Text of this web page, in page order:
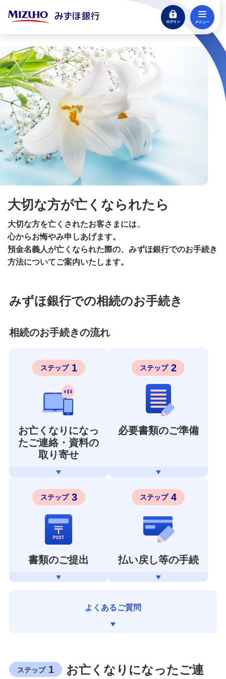
ログイン
閉じる
宝くじ
口座開設
来店不要・スマホで完結
支払う・つかう
クレジットカード・デビット
ローン
住宅ローン・カードローン
預金・NISA・資産運用
備える
相続・保険
学ぶ・考える
お客さまサポート
大切な方が亡くなられたら
大切な方を亡くされたお客さまには、
心からお悔やみ申しあげます。
預金名義人が亡くなられた際の、みずほ銀行でのお手続き
方法についてご案内いたします。
みずほ銀行での相続のお手続き
相続のお手続きの流れ
ステップ 1
お亡くなりになっ
たご連絡・資料の
取り寄せ
ステップ 2
必要書類のご準備
ステップ 3
書類のご提出
ステップ 4
払い戻し等の手続
よくあるご質問
ステップ 1
お亡くなりになったご連